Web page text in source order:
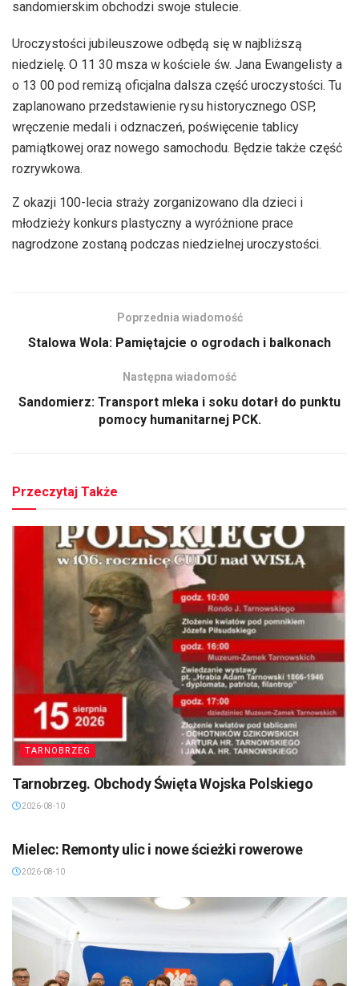
sandomierskim obchodzi swoje stulecie.
Uroczystości jubileuszowe odbędą się w najbliższą
niedzielę. O 11 30 msza w kościele św. Jana Ewangelisty a
o 13 00 pod remizą oficjalna dalsza część uroczystości. Tu
zaplanowano przedstawienie rysu historycznego OSP,
wręczenie medali i odznaczeń, poświęcenie tablicy
pamiątkowej oraz nowego samochodu. Będzie także część
rozrywkowa.
Z okazji 100-lecia straży zorganizowano dla dzieci i
młodzieży konkurs plastyczny a wyróżnione prace
nagrodzone zostaną podczas niedzielnej uroczystości.
Poprzednia wiadomość
Stalowa Wola: Pamiętajcie o ogrodach i balkonach
Następna wiadomość
Sandomierz: Transport mleka i soku dotarł do punktu
pomocy humanitarnej PCK.
Przeczytaj Także
TARNOBRZEG
Tarnobrzeg. Obchody Święta Wojska Polskiego
2026-08-10
Mielec: Remonty ulic i nowe ścieżki rowerowe
2026-08-10